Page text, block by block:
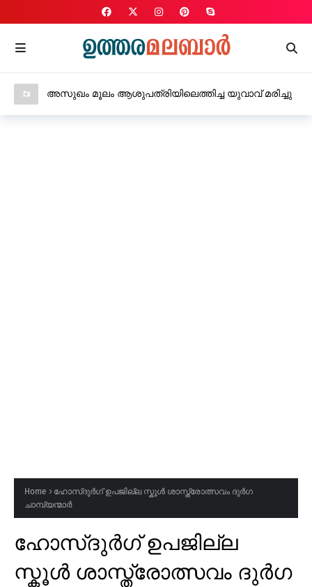
വീട്ടിൽ നിന്നും പോയ 19 വയസുകാരനെ കാണാതായി
Home
ഹോസ്ദുർഗ് ഉപജില്ല സ്കൂൾ ശാസ്ത്രോത്സവം ദുർഗ
ചാമ്പ്യന്മാർ
ഹോസ്ദുർഗ് ഉപജില്ല
സ്കൂൾ ശാസ്ത്രോത്സവം ദുർഗ